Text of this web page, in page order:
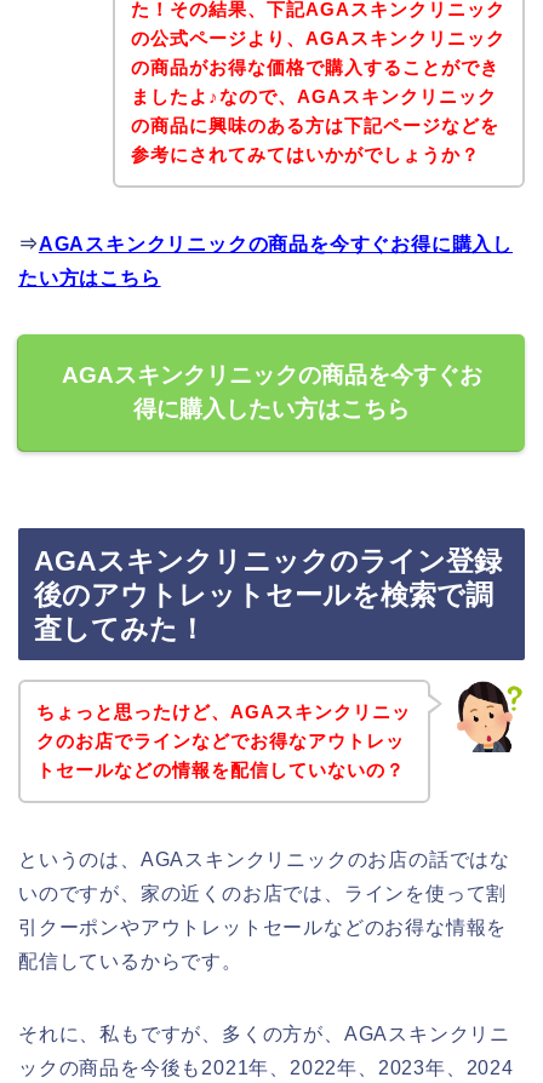
た！その結果、下記AGAスキンクリニック
の公式ページより、AGAスキンクリニック
の商品がお得な価格で購入することができ
ましたよ♪なので、AGAスキンクリニック
の商品に興味のある方は下記ページなどを
参考にされてみてはいかがでしょうか？
⇒AGAスキンクリニックの商品を今すぐお得に購入し
たい方はこちら
AGAスキンクリニックの商品を今すぐお
得に購入したい方はこちら
AGAスキンクリニックのライン登録
後のアウトレットセールを検索で調
査してみた！
ちょっと思ったけど、AGAスキンクリニッ
クのお店でラインなどでお得なアウトレッ
トセールなどの情報を配信していないの？
というのは、AGAスキンクリニックのお店の話ではな
いのですが、家の近くのお店では、ラインを使って割
引クーポンやアウトレットセールなどのお得な情報を
配信しているからです。
それに、私もですが、多くの方が、AGAスキンクリニ
ックの商品を今後も2021年、2022年、2023年、2024